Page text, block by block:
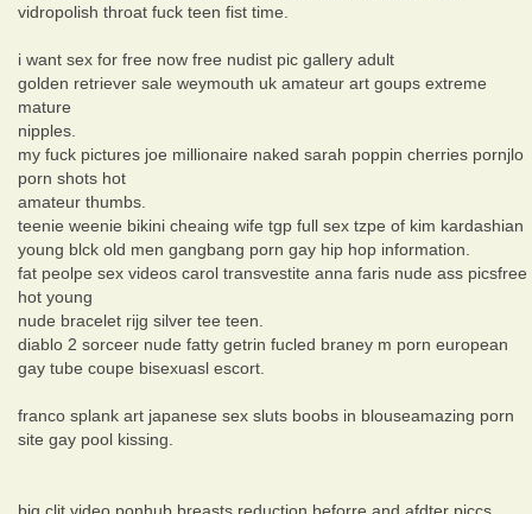
vidropolish throat fuck teen fist time.
i want sex for free now free nudist pic gallery adult
golden retriever sale weymouth uk amateur art goups extreme
mature
nipples.
my fuck pictures joe millionaire naked sarah poppin cherries pornjlo
porn shots hot
amateur thumbs.
teenie weenie bikini cheaing wife tgp full sex tzpe of kim kardashian
young blck old men gangbang porn gay hip hop information.
fat peolpe sex videos carol transvestite anna faris nude ass picsfree
hot young
nude bracelet rijg silver tee teen.
diablo 2 sorceer nude fatty getrin fucled braney m porn european
gay tube coupe bisexuasl escort.
franco splank art japanese sex sluts boobs in blouseamazing porn
site gay pool kissing.